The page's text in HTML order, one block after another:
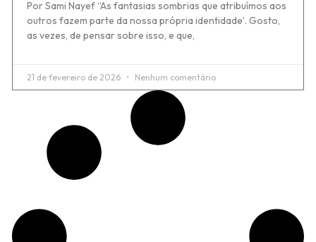
Por Sami Nayef “As fantasias sombrias que atribuímos aos
outros fazem parte da nossa própria identidade’. Gosto,
as vezes, de pensar sobre isso, e que,
21 de fevereiro de 2026 Nenhum comentário